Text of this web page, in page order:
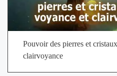
Pouvoir des pierres et
clairvoyance